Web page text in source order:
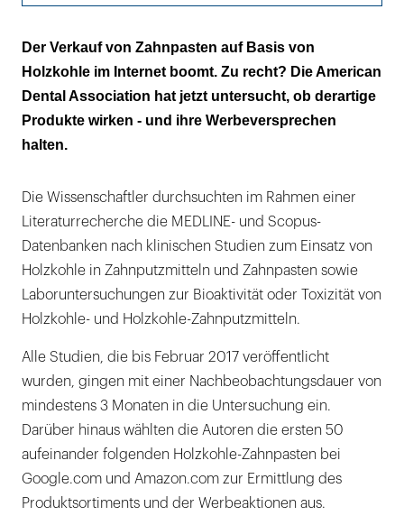
Tolle Werbeversprechen - leider nicht
belegt!
Der Verkauf von Zahnpasten auf Basis von
Holzkohle im Internet boomt. Zu recht? Die American
Dental Association hat jetzt untersucht, ob derartige
Produkte wirken - und ihre Werbeversprechen
halten.
Die Wissenschaftler durchsuchten im Rahmen einer
Literaturrecherche die MEDLINE- und Scopus-
Datenbanken nach klinischen Studien zum Einsatz von
Holzkohle in Zahnputzmitteln und Zahnpasten sowie
Laboruntersuchungen zur Bioaktivität oder Toxizität von
Holzkohle- und Holzkohle-Zahnputzmitteln.
Alle Studien, die bis Februar 2017 veröffentlicht
wurden, gingen mit einer Nachbeobachtungsdauer von
mindestens 3 Monaten in die Untersuchung ein.
Darüber hinaus wählten die Autoren die ersten 50
aufeinander folgenden Holzkohle-Zahnpasten bei
Google.com und Amazon.com zur Ermittlung des
Produktsortiments und der Werbeaktionen aus.